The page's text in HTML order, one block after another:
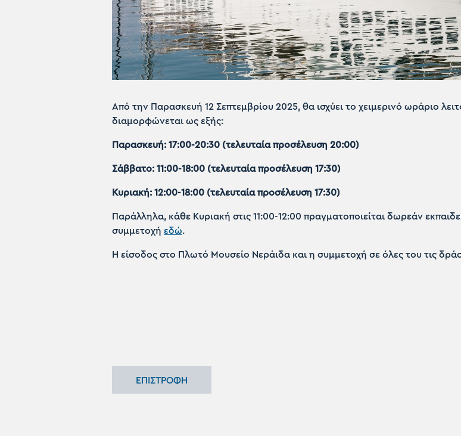
Από την Παρασκευή 12 Σεπτεμβρίου 2025, θα ισχύει το χειμερινό ωράριο
διαμορφώνεται ως εξής:
Παρασκευή: 17:00-20:30 (τελευταία προσέλευση 20:00)
Σάββατο: 11:00-18:00 (τελευταία προσέλευση 17:30)
Κυριακή: 12:00-18:00 (τελευταία προσέλευση 17:30)
Παράλληλα, κάθε Κυριακή στις 11:00-12:00 πραγματοποιείται δωρεάν
συμμετοχή εδώ.
Η είσοδος στο Πλωτό Μουσείο Νεράιδα και η συμμετοχή σε όλες του τις
ΕΠΙΣΤΡΟΦΗ